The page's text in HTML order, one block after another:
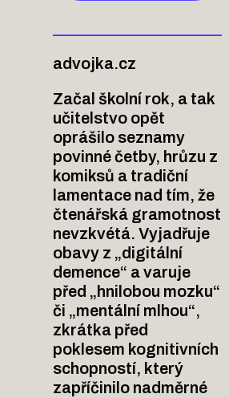
advojka.cz
Začal školní rok, a tak
učitelstvo opět
oprášilo seznamy
povinné četby, hrůzu z
komiksů a tradiční
lamentace nad tím, že
čtenářská gramotnost
nevzkvétá. Vyjadřuje
obavy z „digitální
demence“ a varuje
před „hnilobou mozku“
či „mentální mlhou“,
zkrátka před
poklesem kognitivních
schopností, který
zapříčinilo nadměrné